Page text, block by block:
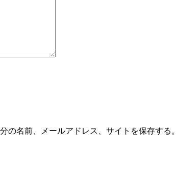
の名前、メールアドレス、サイトを保存する。